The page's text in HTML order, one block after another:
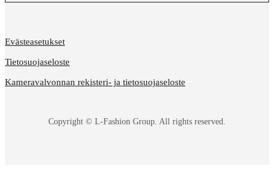
Copyright © L-Fashion Group. All rights reserved.
Evästeasetukset
Tietosuojaseloste
Kameravalvonnan rekisteri- ja tietosuojaseloste